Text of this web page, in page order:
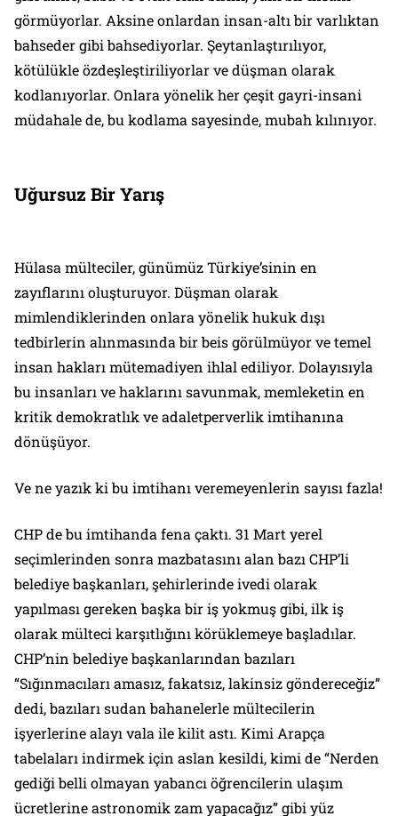
görmüyorlar. Aksine onlardan insan-altı bir varlıktan
bahseder gibi bahsediyorlar. Şeytanlaştırılıyor,
kötülükle özdeşleştiriliyorlar ve düşman olarak
kodlanıyorlar. Onlara yönelik her çeşit gayri-insani
müdahale de, bu kodlama sayesinde, mubah kılınıyor.
Uğursuz Bir Yarış
Hülasa mülteciler, günümüz Türkiye’sinin en
zayıflarını oluşturuyor. Düşman olarak
mimlendiklerinden onlara yönelik hukuk dışı
tedbirlerin alınmasında bir beis görülmüyor ve temel
insan hakları mütemadiyen ihlal ediliyor. Dolayısıyla
bu insanları ve haklarını savunmak, memleketin en
kritik demokratlık ve adaletperverlik imtihanına
dönüşüyor.
Ve ne yazık ki bu imtihanı veremeyenlerin sayısı fazla!
CHP de bu imtihanda fena çaktı. 31 Mart yerel
seçimlerinden sonra mazbatasını alan bazı CHP’li
belediye başkanları, şehirlerinde ivedi olarak
yapılması gereken başka bir iş yokmuş gibi, ilk iş
olarak mülteci karşıtlığını körüklemeye başladılar.
CHP’nin belediye başkanlarından bazıları
“Sığınmacıları amasız, fakatsız, lakinsiz göndereceğiz”
dedi, bazıları sudan bahanelerle mültecilerin
işyerlerine alayı vala ile kilit astı. Kimi Arapça
tabelaları indirmek için aslan kesildi, kimi de “Nerden
gediği belli olmayan yabancı öğrencilerin ulaşım
ücretlerine astronomik zam yapacağız” gibi yüz